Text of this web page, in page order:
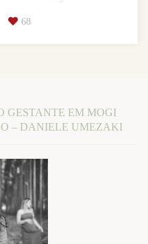
68
GESTANTE EM MOGI
– DANIELE UMEZAKI